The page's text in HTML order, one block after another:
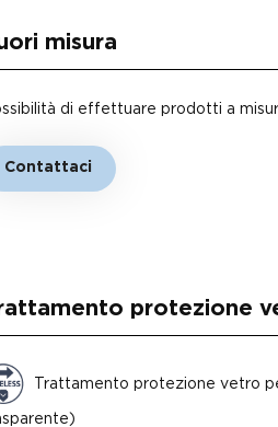
misura
di effettuare prodotti a
Contattaci
protezione
Trattamento protezione vetro